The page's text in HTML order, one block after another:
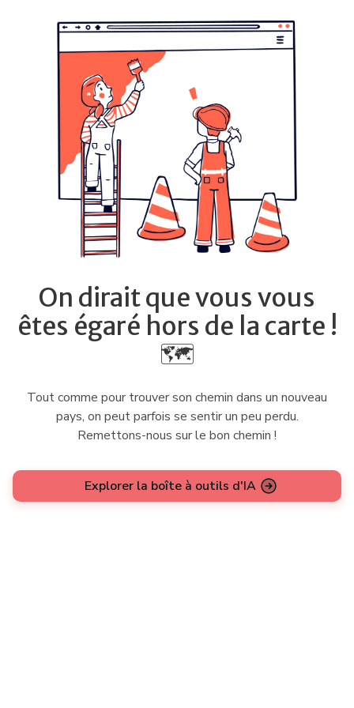
On dirait que vous vous
êtes égaré hors de la carte !
🗺️
Tout comme pour trouver son chemin dans un nouveau
pays, on peut parfois se sentir un peu perdu.
Remettons-nous sur le bon chemin !
Explorer la boîte à outils d'IA